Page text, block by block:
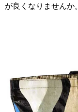
が良くなりませんか。